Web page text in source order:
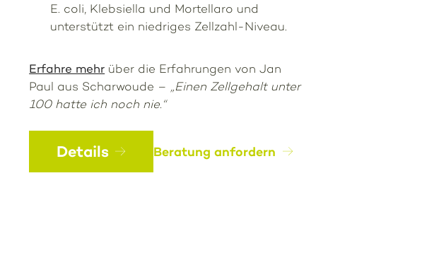
E. coli, Klebsiella und Mortellaro und
unterstützt ein niedriges Zellzahl-Niveau.
Erfahre mehr über die Erfahrungen von Jan
Paul aus Scharwoude –
„Einen Zellgehalt unter
100 hatte ich noch nie.“
Details Beratung anfordern